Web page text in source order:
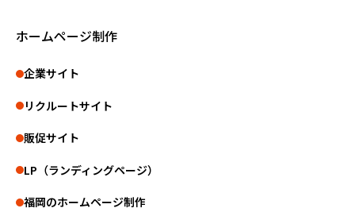
ホームページ制作
企業サイト
リクルートサイト
販促サイト
LP（ランディングページ）
福岡のホームページ制作